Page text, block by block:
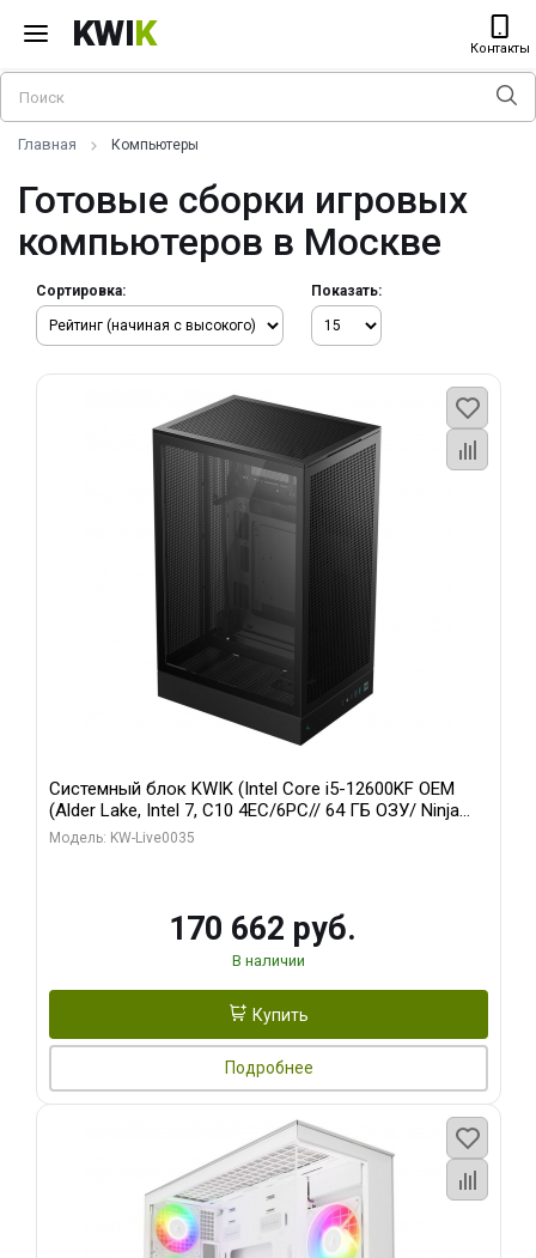
KWIK Контакты
Главная Компьютеры
Готовые сборки игровых
компьютеров в Москве
Сортировка: Показать:
Системный блок KWIK (Intel Core i5-12600KF OEM
(Alder Lake, Intel 7, C10 4EC/6PC// 64 ГБ ОЗУ/ Ninja
Sinotex GTX1650 4GB 128bit GDDR6 DVI DP HDMI 2/
Модель: KW-Live0035
170 662 руб.
В наличии
Купить
Подробнее